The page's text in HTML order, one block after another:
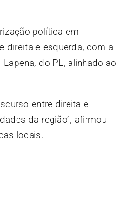
política em
direita e esquerda, com a
do PL, alinhado ao
entre direita e
da região”, afirmou
locais.